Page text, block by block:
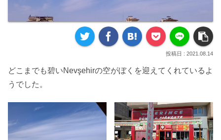
2021.08.14
どこまでも碧いNevşehirの空がぼくを迎えてくれているよ
うでした。